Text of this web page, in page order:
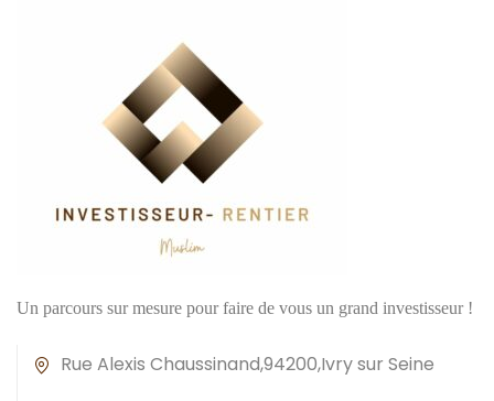
Un parcours sur mesure pour faire de vous un grand investisseur !
Rue Alexis Chaussinand,94200,Ivry sur Seine